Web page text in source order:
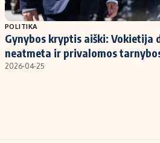
Populiarios temos
Investavimas
Akcijų rinka
POLITIKA
Gynybos kryptis aiški: Vokietija
neatmeta ir privalomos
2026-04-25